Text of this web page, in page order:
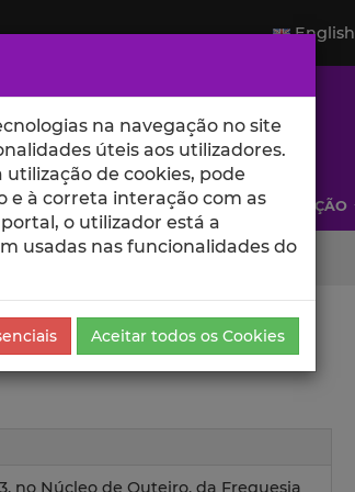
English
UNIDADES INVESTIGAÇÃO
no Núcleo de Outeiro, da Freguesia
na navegação no site
úteis aos utilizadores.
de cookies, pode
e à correta interação com as
o utilizador está a
usadas nas funcionalidades do
Aceitar todos os Cookies